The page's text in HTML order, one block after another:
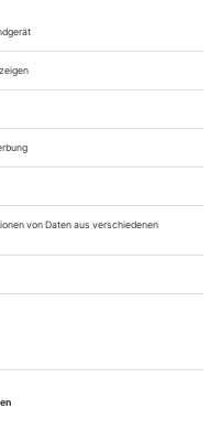
coram publico eine
Stimme elektrisiert und
Kick gibt, den siebten
Rolle oder Figur. Egal ob
von Mozarts
Eugen Onegin
für ihre radikal-moderne
1777 uraufgeführter
(«Die Lästerschule»)
bezogen. Auch als
sich einen Ruf als
Stücke erworben – mit
in...